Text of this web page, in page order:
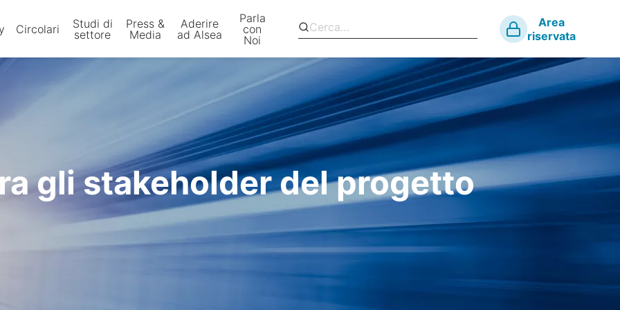
Circolari
Studi di
settore
Press &
Media
Aderire
ad Alsea
Parla
con
Noi
Area
riservata
gli stakeholder del progetto